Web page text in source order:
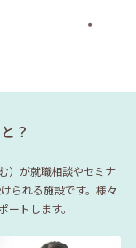
？
）が就職相談やセミナ
られる施設です。様々
トします。